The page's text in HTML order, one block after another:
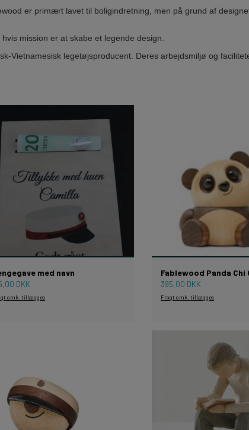
er primært lavet til boligindretning, men på grund af
mission er at skabe et legende design.
Vietnamesisk legetøjsproducent. Deres arbejdsmiljø og
med navn
DKK
omk. tillægges
Fablewood Panda Chi
395,00 DKK
Fragt omk. tillægges